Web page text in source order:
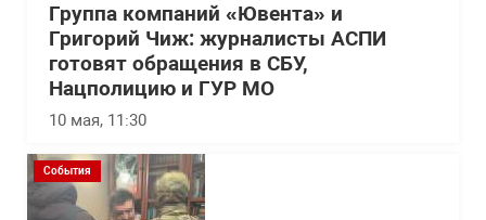
Группа компаний «Ювента» и
Григорий Чиж: журналисты АСПИ
готовят обращения в СБУ,
Нацполицию и ГУР МО
10 мая, 11:30
События